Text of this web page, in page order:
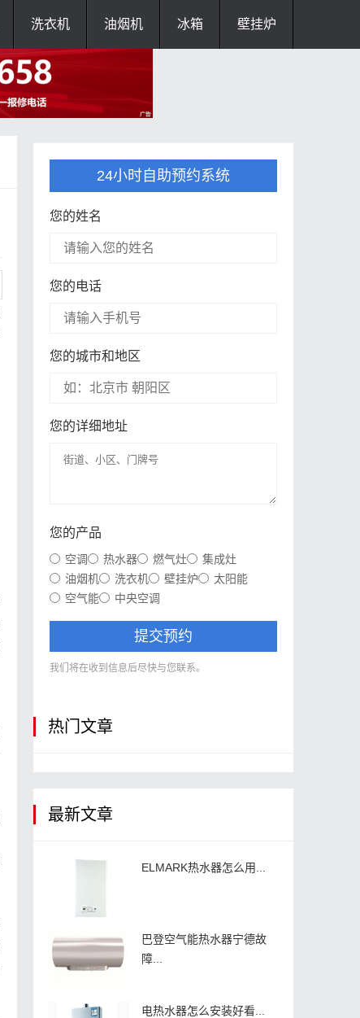
洗衣机 油烟机 冰箱 壁挂炉
24小时自助预约系统
您的姓名
您的电话
您的城市和地区
您的详细地址
您的产品
空调 热水器 燃气灶
集成灶
油烟机
洗衣机 壁挂炉
太阳能
空气能
中央空调
提交预约
我们将在收到信息后尽快与您联系。
热门文章
最新文章
ELMARK热水器怎么用...
巴登空气能热水器宁德故
障...
电热水器怎么安装好看...